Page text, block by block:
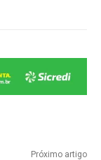
Próximo artigo